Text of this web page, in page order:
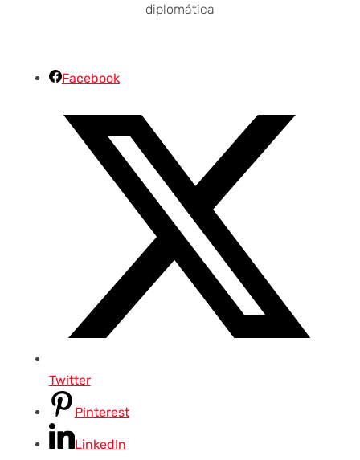
diplomática
Facebook
Twitter
Pinterest
LinkedIn